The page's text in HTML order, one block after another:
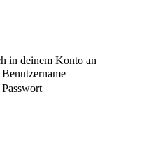
in deinem Konto an